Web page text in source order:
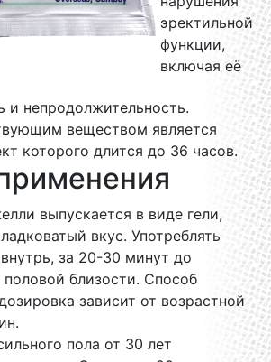
эректильной
функции,
включая её
и непродолжительность.
веществом является
которого длится до 36 часов.
выпускается в виде гели,
вкус. Употреблять
за 20-30 минут до
близости. Способ
зависит от возрастной
пола от 30 лет